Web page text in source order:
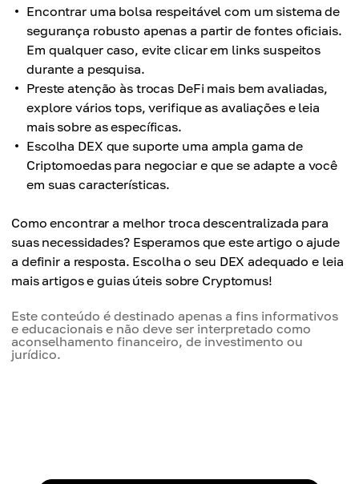
Encontrar uma bolsa respeitável com um sistema de
segurança robusto apenas a partir de fontes oficiais.
Em qualquer caso, evite clicar em links suspeitos
durante a pesquisa.
Preste atenção às trocas DeFi mais bem avaliadas,
explore vários tops, verifique as avaliações e leia
mais sobre as específicas.
Escolha DEX que suporte uma ampla gama de
Criptomoedas para negociar e que se adapte a você
em suas características.
Como encontrar a melhor troca descentralizada para
suas necessidades? Esperamos que este artigo o ajude
a definir a resposta. Escolha o seu DEX adequado e leia
mais artigos e guias úteis sobre Cryptomus!
Este conteúdo é destinado apenas a fins informativos
e educacionais e não deve ser interpretado como
aconselhamento financeiro, de investimento ou
jurídico.